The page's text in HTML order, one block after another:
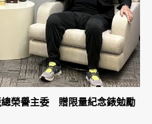
榮譽主委 贈限量紀念錶勉勵